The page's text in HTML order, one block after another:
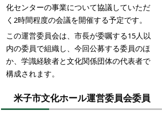
化センターの事業について協議していただ
く2時間程度の会議を開催する予定です。
この運営委員会は、市長が委嘱する15人以
内の委員で組織し、今回公募する委員のほ
か、学識経験者と文化関係団体の代表者で
構成されます。
米子市文化ホール運営委員会委員